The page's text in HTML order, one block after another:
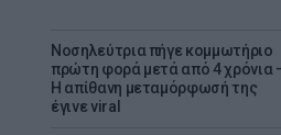
Νοσηλεύτρια πήγε κομμωτήριο
πρώτη φορά μετά από 4 χρόνια
Η απίθανη μεταμόρφωσή της
έγινε viral